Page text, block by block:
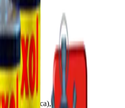
700 (2 часа), 600 мл